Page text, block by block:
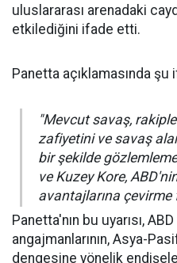
uluslararası arenadaki
etkilediğini ifade etti.
Panetta açıklamasında
"Mevcut savaş,
zafiyetini ve savaş
bir şekilde
ve Kuzey Kore,
avantajlarına çevirme
Panetta'nın bu uyarısı,
angajmanlarının, Asya-
dengesine yönelik